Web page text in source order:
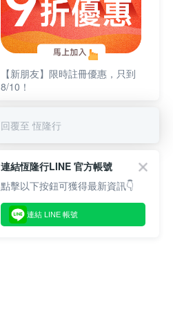
【新朋友】限時註冊優惠，只到
8/10！
回覆至 恆隆行
連結恆隆行LINE 官方帳號
點擊以下按鈕可獲得最新資訊👇
連結 LINE 帳號